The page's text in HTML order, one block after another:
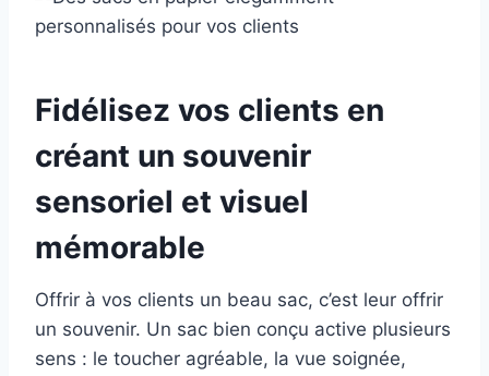
Fidélisez vos clients en
créant un souvenir
sensoriel et visuel
mémorable
Offrir à vos clients un beau sac, c’est leur offrir
un souvenir. Un sac bien conçu active plusieurs
sens : le toucher agréable, la vue soignée,